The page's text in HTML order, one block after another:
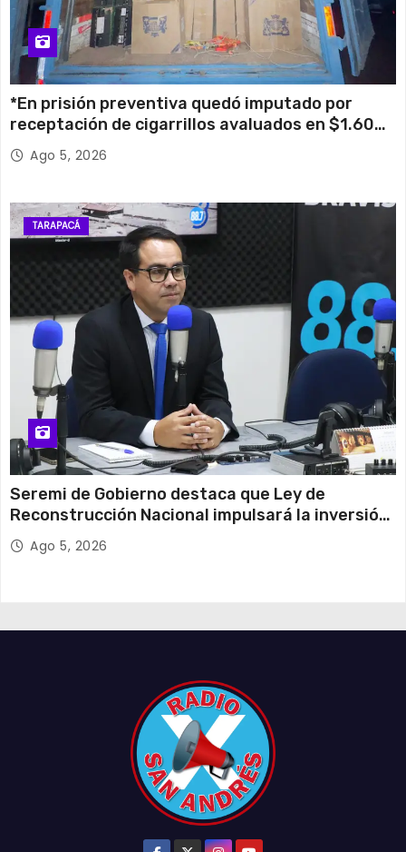
*En prisión preventiva quedó imputado por
receptación de cigarrillos avaluados en $1.600
millones*
Ago 5, 2026
TARAPACÁ
Seremi de Gobierno destaca que Ley de
Reconstrucción Nacional impulsará la inversión
y el empleo en Tarapacá
Ago 5, 2026